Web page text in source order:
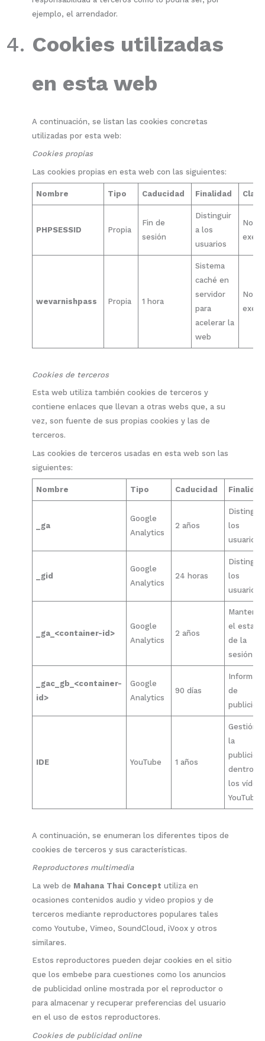
ejemplo, el arrendador.
Cookies utilizadas
en esta web
A continuación, se listan las cookies concretas
utilizadas por esta web:
Cookies propias
Las cookies propias en esta web con las siguientes:
Nombre Tipo Caducidad Finalidad Clase
PHPSESSID Propia
Fin de
sesión
Distinguir
a los
usuarios
No
wevarnishpass Propia 1 hora
Sistema
caché en
servidor
para
acelerar la
web
No
Cookies de terceros
Esta web utiliza también cookies de terceros y
contiene enlaces que llevan a otras webs que, a su
vez, son fuente de sus propias cookies y las de
terceros.
Las cookies de terceros usadas en esta web son las
siguientes:
Nombre Tipo Caducidad Finalidad
_ga
Google
Analytics
2 años
los
usuarios
_gid
Google
Analytics
24 horas
los
usuarios
_ga_<container-id>
Google
Analytics
2 años
Mantener
el estado
de la
sesión
_gac_gb_<container-
id>
Google
Analytics
90 días
de
IDE YouTube 1 años
Gestión
la
dentro
los
YouTube
A continuación, se enumeran los diferentes tipos de
cookies de terceros y sus características.
Reproductores multimedia
La web de Mahana Thai Concept utiliza en
ocasiones contenidos audio y video propios y de
terceros mediante reproductores populares tales
como Youtube, Vimeo, SoundCloud, iVoox y otros
similares.
Estos reproductores pueden dejar cookies en el sitio
que los embebe para cuestiones como los anuncios
de publicidad online mostrada por el reproductor o
para almacenar y recuperar preferencias del usuario
en el uso de estos reproductores.
Cookies de publicidad online